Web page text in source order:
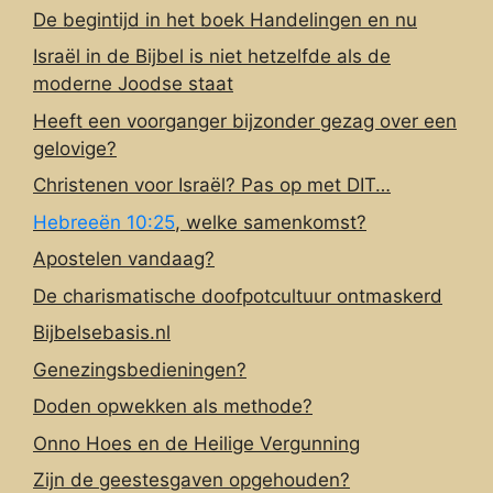
De begintijd in het boek Handelingen en nu
Israël in de Bijbel is niet hetzelfde als de
moderne Joodse staat
Heeft een voorganger bijzonder gezag over een
gelovige?
Christenen voor Israël? Pas op met DIT…
Hebreeën 10:25, welke samenkomst?
Apostelen vandaag?
De charismatische doofpotcultuur ontmaskerd
Bijbelsebasis.nl
Genezingsbedieningen?
Doden opwekken als methode?
Onno Hoes en de Heilige Vergunning
Zijn de geestesgaven opgehouden?